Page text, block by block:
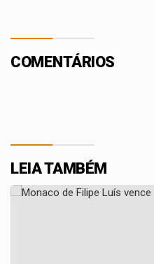
COMENTÁRIOS
LEIA TAMBÉM